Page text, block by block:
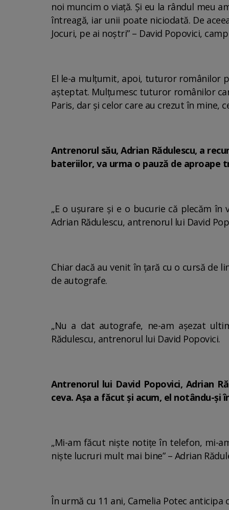
noi muncim o viaţă. Şi eu la rândul meu
întreagă, iar unii poate niciodată. De
Jocuri, pe ai noştri” – David Popovici,
El le-a mulțumit, apoi, tuturor românilor
aşteptat. Mulţumesc tuturor românilor
Paris, dar şi celor care au crezut în mine,
Antrenorul său, Adrian Rădulescu, a
bateriilor, va urma o pauză de aproape
„E o ușurare și e o bucurie că plecăm
Adrian Rădulescu, antrenorul lui David
Chiar dacă au venit în țară cu o cursă de
de autografe.
„Nu a dat autografe, ne-am așezat
Rădulescu, antrenorul lui David Popovici.
Antrenorul lui David Popovici, Adrian
ceva. Așa a făcut și acum, el notându-
„Mi-am făcut niște notițe în telefon, mi-
niște lucruri mult mai bine” – Adrian
În urmă cu 11 ani, Camelia Potec